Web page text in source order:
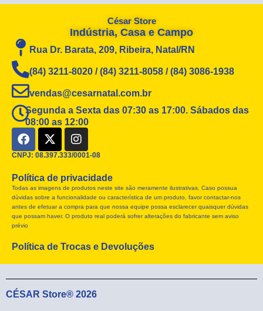
César Store
Indústria, Casa e Campo
Rua Dr. Barata, 209, Ribeira, Natal/RN
(84) 3211-8020 / (84) 3211-8058 / (84) 3086-1938
vendas@cesarnatal.com.br
Segunda a Sexta das 07:30 as 17:00. Sábados das
08:00 as 12:00
F
a
c
b
o
o
k
X
-
t
i
t
t
e
I
n
s
a
g
r
a
CNPJ: 08.397.333/0001-08
Política de privacidade
Todas as imagens de produtos neste site são meramente ilustrativas. Caso possua
dúvidas sobre a funcionalidade ou característica de um produto, favor contactar-nos
antes de efetuar a compra para que nossa equipe possa esclarecer quaisquer dúvidas
que possam haver. O produto real poderá sofrer alterações do fabricante sem aviso
prévio
Política de Trocas e Devoluções
CÉSAR Store® 2026